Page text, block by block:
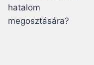
hatalom
megosztására?